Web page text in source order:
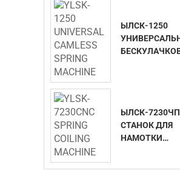
ЫЛСК-1250
ЫЛСК-
СТАНОК ДЛЯ
НАМОТКИ